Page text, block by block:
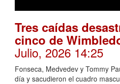
Tres caídas
cinco de
Julio, 2026 14:25
Fonseca, Medvedev y Tommy
día y sacudieron el cuadro